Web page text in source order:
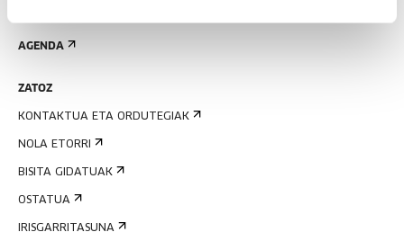
AGENDA
ZATOZ
KONTAKTUA ETA ORDUTEGIAK
NOLA ETORRI
BISITA GIDATUAK
OSTATUA
IRISGARRITASUNA